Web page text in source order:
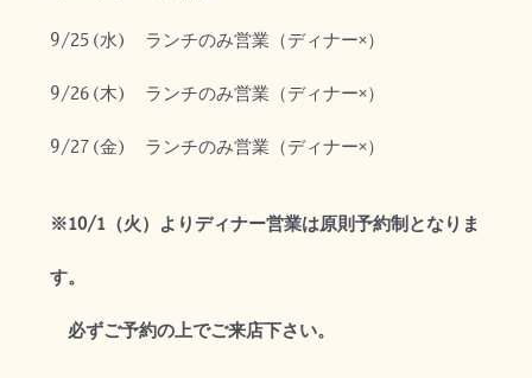
9/25(水) ランチのみ営業（ディナー×）
9/26(木) ランチのみ営業（ディナー×）
9/27(金) ランチのみ営業（ディナー×）
※10/1（火）よりディナー営業は原則予約制となりま
す。
必ずご予約の上でご来店下さい。